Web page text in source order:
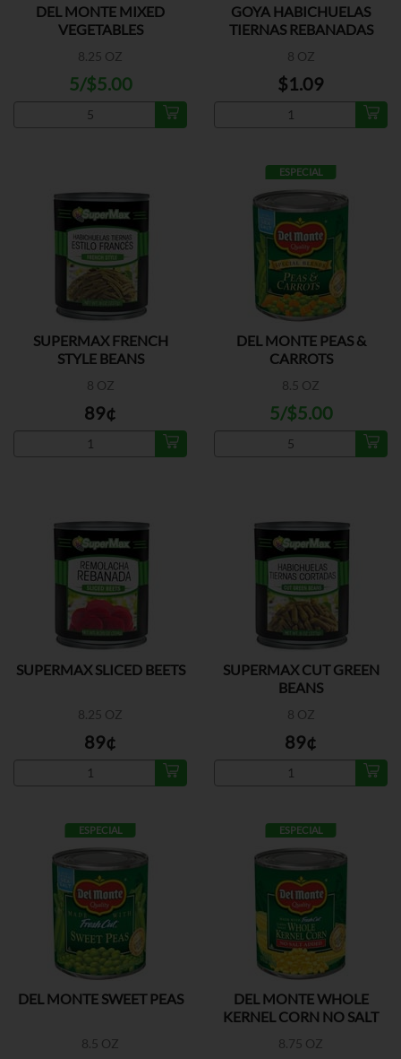
DEL MONTE MIXED
VEGETABLES
8.25 OZ
5/$5.00
GOYA HABICHUELAS
TIERNAS REBANADAS
8 OZ
$1.09
SUPERMAX FRENCH
STYLE BEANS
8 OZ
89¢
ESPECIAL
DEL MONTE PEAS &
CARROTS
8.5 OZ
5/$5.00
SUPERMAX SLICED BEETS
8.25 OZ
89¢
SUPERMAX CUT GREEN
BEANS
8 OZ
89¢
ESPECIAL
DEL MONTE SWEET PEAS
8.5 OZ
ESPECIAL
DEL MONTE WHOLE
KERNEL CORN NO SALT
8.75 OZ